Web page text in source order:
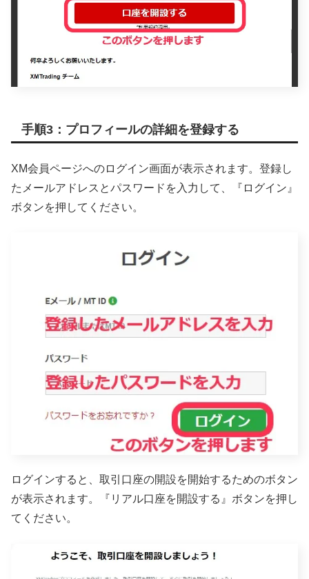
手順3：プロフィールの詳細を登録する
XM会員ページへのログイン画面が表示されます。登録し
たメールアドレスとパスワードを入力して、『ログイン』
ボタンを押してください。
ログインすると、取引口座の開設を開始するためのボタン
が表示されます。『リアル口座を開設する』ボタンを押し
てください。